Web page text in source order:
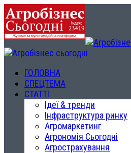
ГОЛОВНА
СПЕЦТЕМА
СТАТТІ
Ідеї & тренди
Інфраструктура ринку
Агромаркетинг
Агрономія Сьогодні
Агрострахування